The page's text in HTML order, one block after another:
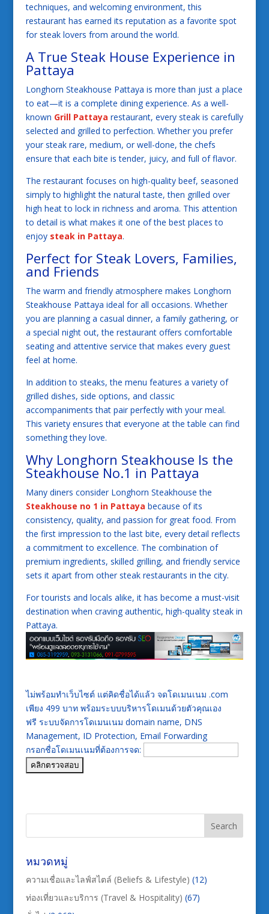
techniques, and welcoming environment, this
restaurant has earned its reputation as a favorite spot
for steak lovers from around the world.
A True Steak House Experience in
Pattaya
Longhorn Steakhouse Pattaya is more than just a place
to eat—it is a complete dining experience. As a well-
known Grill Pattaya restaurant, every steak is carefully
selected and grilled to perfection. Whether you prefer
your steak rare, medium, or well-done, the chefs
ensure that each bite is tender, juicy, and full of flavor.
The restaurant focuses on high-quality beef, seasoned
simply to highlight the natural taste, then grilled over
high heat to lock in richness and aroma. This attention
to detail is what makes it one of the best places to
enjoy steak in Pattaya.
Perfect for Steak Lovers, Families,
and Friends
The warm and friendly atmosphere makes Longhorn
Steakhouse Pattaya ideal for all occasions. Whether
you are planning a casual dinner, a family gathering, or
a special night out, the restaurant offers comfortable
seating and attentive service that makes every guest
feel at home.
In addition to steaks, the menu features a variety of
grilled dishes, side options, and classic
accompaniments that pair perfectly with your meal.
This variety ensures that everyone at the table can find
something they love.
Why Longhorn Steakhouse Is the
Steakhouse No.1 in Pattaya
Many diners consider Longhorn Steakhouse the
Steakhouse no 1 in Pattaya because of its
consistency, quality, and passion for great food. From
the first impression to the last bite, every detail reflects
a commitment to excellence. The combination of
premium ingredients, skilled grilling, and friendly service
sets it apart from other steak restaurants in the city.
For tourists and locals alike, it has become a must-visit
destination when craving authentic, high-quality steak in
Pattaya.
ไม่พร้อมทำเว็บไซต์ แต่คิดชื่อได้แล้ว จดโดเมนเนม .com
เพียง 499 บาท พร้อมระบบบริหารโดเมนด้วยตัวคุณเอง
ฟรี ระบบจัดการโดเมนเนม domain name, DNS
Management, ID Protection, Email Forwarding
กรอกชื่อโดเมนเนมที่ต้องการจด:
หมวดหมู่
ความเชื่อและไลฟ์สไตล์ (Beliefs & Lifestyle) (12)
ท่องเที่ยวและบริการ (Travel & Hospitality) (67)